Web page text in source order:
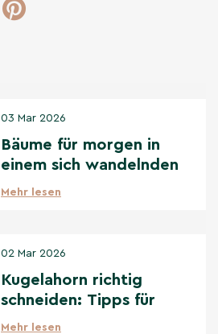
03 Mar 2026
Bäume für morgen in
einem sich wandelnden
Klima
Mehr lesen
02 Mar 2026
Kugelahorn richtig
schneiden: Tipps für
den perfekten
Mehr lesen